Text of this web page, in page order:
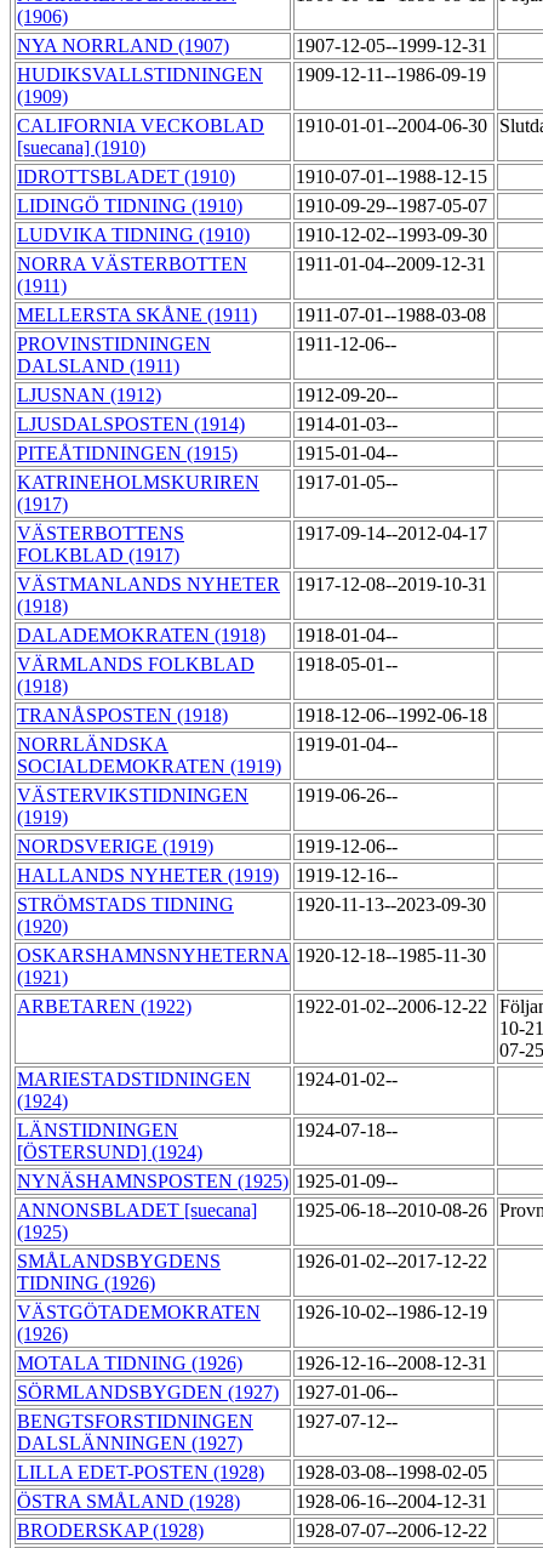
(1906)
NYA NORRLAND (1907)
1907-12-05--1999-12-31
HUDIKSVALLSTIDNINGEN
(1909)
1909-12-11--1986-09-19
CALIFORNIA VECKOBLAD
[suecana] (1910)
1910-01-01--2004-06-30
IDROTTSBLADET (1910)
1910-07-01--1988-12-15
LIDINGÖ TIDNING (1910)
1910-09-29--1987-05-07
LUDVIKA TIDNING (1910)
1910-12-02--1993-09-30
NORRA VÄSTERBOTTEN
(1911)
1911-01-04--2009-12-31
MELLERSTA SKÅNE (1911)
1911-07-01--1988-03-08
PROVINSTIDNINGEN
DALSLAND (1911)
1911-12-06--
LJUSNAN (1912)
1912-09-20--
LJUSDALSPOSTEN (1914)
1914-01-03--
PITEÅTIDNINGEN (1915)
1915-01-04--
KATRINEHOLMSKURIREN
(1917)
1917-01-05--
VÄSTERBOTTENS
FOLKBLAD (1917)
1917-09-14--2012-04-17
VÄSTMANLANDS NYHETER
(1918)
1917-12-08--2019-10-31
DALADEMOKRATEN (1918)
1918-01-04--
VÄRMLANDS FOLKBLAD
(1918)
1918-05-01--
TRANÅSPOSTEN (1918)
1918-12-06--1992-06-18
NORRLÄNDSKA
SOCIALDEMOKRATEN (1919)
1919-01-04--
VÄSTERVIKSTIDNINGEN
(1919)
1919-06-26--
NORDSVERIGE (1919)
1919-12-06--
HALLANDS NYHETER (1919)
1919-12-16--
STRÖMSTADS TIDNING
(1920)
1920-11-13--2023-09-30
OSKARSHAMNSNYHETERNA
(1921)
1920-12-18--1985-11-30
ARBETAREN (1922) 1922-01-02--2006-12-22
10-
07-
MARIESTADSTIDNINGEN
(1924)
1924-01-02--
LÄNSTIDNINGEN
[ÖSTERSUND] (1924)
1924-07-18--
NYNÄSHAMNSPOSTEN (1925) 1925-01-09--
ANNONSBLADET [suecana]
(1925)
1925-06-18--2010-08-26
SMÅLANDSBYGDENS
TIDNING (1926)
1926-01-02--2017-12-22
VÄSTGÖTADEMOKRATEN
(1926)
1926-10-02--1986-12-19
MOTALA TIDNING (1926)
1926-12-16--2008-12-31
SÖRMLANDSBYGDEN (1927)
1927-01-06--
BENGTSFORSTIDNINGEN
DALSLÄNNINGEN (1927)
1927-07-12--
LILLA EDET-POSTEN (1928)
1928-03-08--1998-02-05
ÖSTRA SMÅLAND (1928)
1928-06-16--2004-12-31
BRODERSKAP (1928)
1928-07-07--2006-12-22